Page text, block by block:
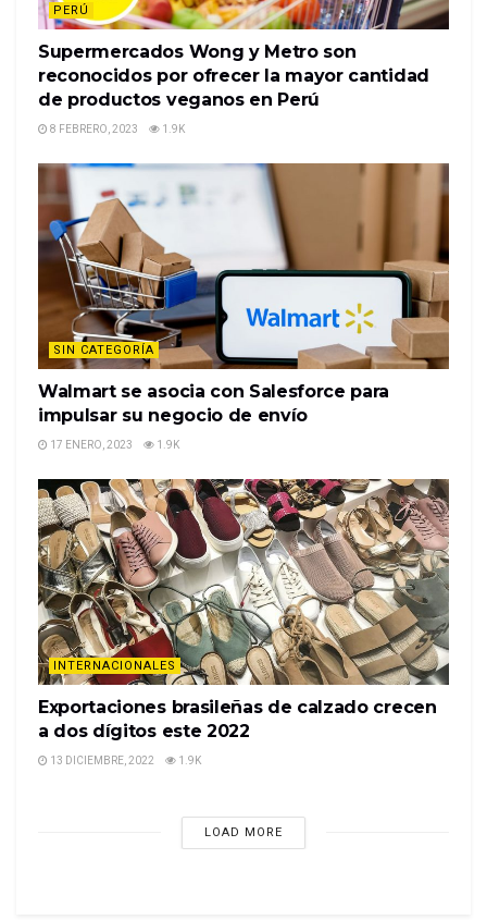
PERÚ
Supermercados Wong y Metro son
reconocidos por ofrecer la mayor cantidad
de productos veganos en Perú
8 FEBRERO, 2023 1.9K
SIN CATEGORÍA
Walmart se asocia con Salesforce para
impulsar su negocio de envío
17 ENERO, 2023 1.9K
INTERNACIONALES
Exportaciones brasileñas de calzado crecen
a dos dígitos este 2022
13 DICIEMBRE, 2022 1.9K
LOAD MORE